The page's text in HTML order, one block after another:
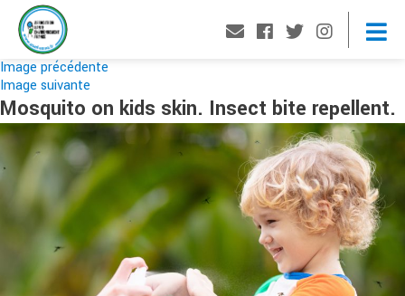
Image précédente
Image suivante
Mosquito on kids skin. Insect bite repellent.